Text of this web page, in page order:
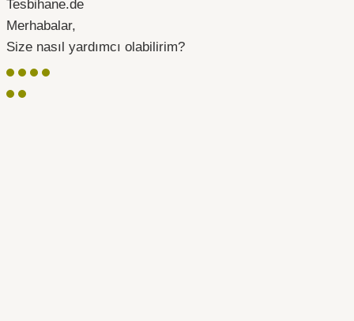
Tesbihane.de
Merhabalar,
Size nasıl yardımcı olabilirim?